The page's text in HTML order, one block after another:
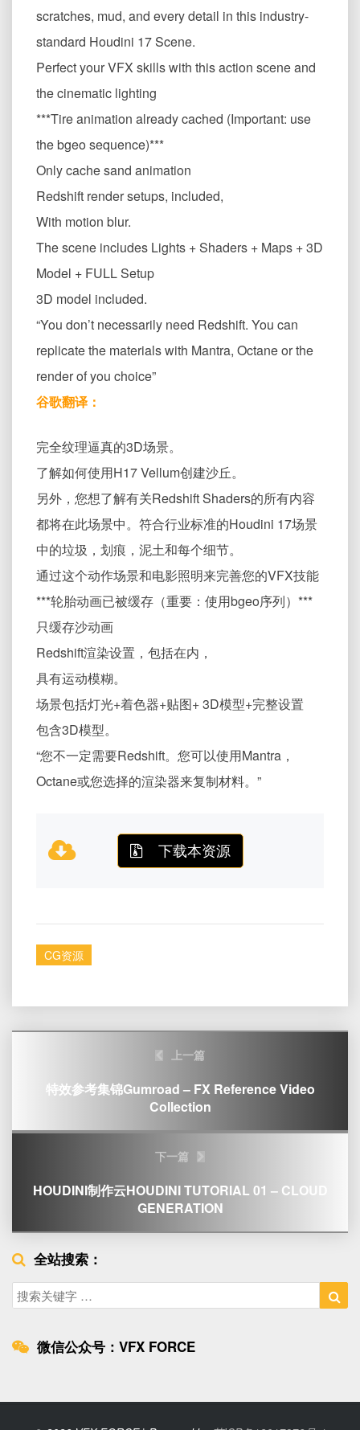
scratches, mud, and every detail in this industry-
standard Houdini 17 Scene.
Perfect your VFX skills with this action scene and
the cinematic lighting
***Tire animation already cached (Important: use
the bgeo sequence)***
Only cache sand animation
Redshift render setups, included,
With motion blur.
The scene includes Lights + Shaders + Maps + 3D
Model + FULL Setup
3D model included.
“You don’t necessarily need Redshift. You can
replicate the materials with Mantra, Octane or the
render of you choice”
谷歌翻译：
完全纹理逼真的3D场景。
了解如何使用H17 Vellum创建沙丘。
另外，您想了解有关Redshift Shaders的所有内容
都将在此场景中。符合行业标准的Houdini 17场景
中的垃圾，划痕，泥土和每个细节。
通过这个动作场景和电影照明来完善您的VFX技能
***轮胎动画已被缓存（重要：使用bgeo序列）***
只缓存沙动画
Redshift渲染设置，包括在内，
具有运动模糊。
场景包括灯光+着色器+贴图+ 3D模型+完整设置
包含3D模型。
“您不一定需要Redshift。您可以使用Mantra，
Octane或您选择的渲染器来复制材料。”
下载本资源
CG资源
上一篇
特效参考集锦Gumroad – FX Reference Video
Collection
下一篇
HOUDINI制作云HOUDINI TUTORIAL 01 – CLOUD
GENERATION
全站搜索：
Search
for:
微信公众号：VFX FORCE